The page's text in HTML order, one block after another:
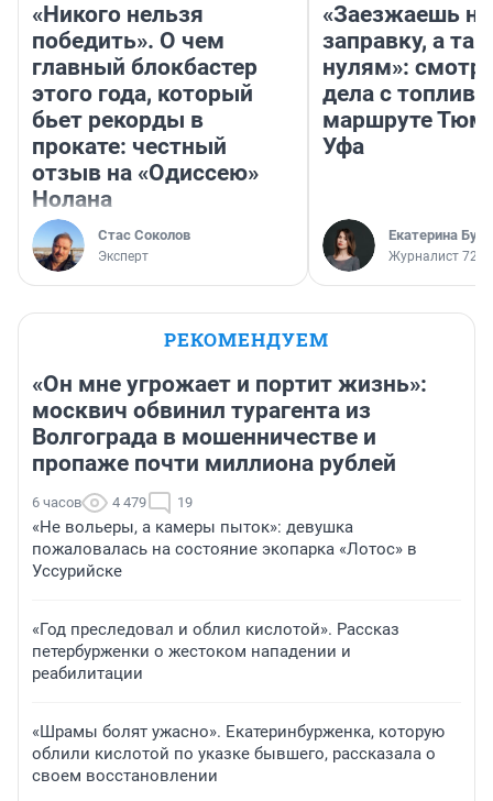
«Никого нельзя
победить». О чем
главный блокбастер
этого года, который
бьет рекорды в
прокате: честный
отзыв на «Одиссею»
Нолана
Стас Соколов
Эксперт
«Заезжаешь на
заправку, а
нулям»:
дела с
маршруте
Уфа
Екатерина
Журналист
РЕКОМЕНДУЕМ
«Он мне угрожает и портит жизнь»:
москвич обвинил турагента из
Волгограда в мошенничестве и
пропаже почти миллиона рублей
6 часов 4 479 19
«Не вольеры, а камеры пыток»: девушка
пожаловалась на состояние экопарка «Лотос» в
Уссурийске
«Год преследовал и облил кислотой». Рассказ
петербурженки о жестоком нападении и
реабилитации
«Шрамы болят ужасно». Екатеринбурженка, которую
облили кислотой по указке бывшего, рассказала о
своем восстановлении